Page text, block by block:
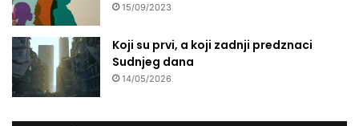
15/09/2023
Koji su prvi, a koji zadnji predznaci
Sudnjeg dana
14/05/2026